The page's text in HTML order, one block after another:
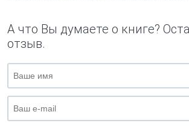
А что Вы думаете о книге?
отзыв.